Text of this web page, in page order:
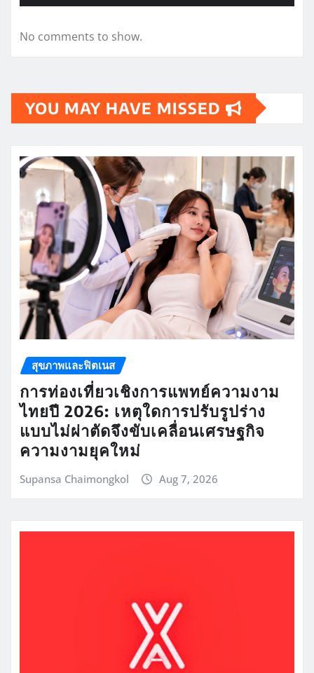
No comments to show.
YOU MAY HAVE MISSED
สุขภาพและฟิตเนส
การท่องเที่ยวเชิงการแพทย์ความงาม
ไทยปี 2026: เหตุใดการปรับรูปร่าง
แบบไม่ผ่าตัดจึงขับเคลื่อนเศรษฐกิจ
ความงามยุคใหม่
Supansa Chaimongkol Aug 7, 2026